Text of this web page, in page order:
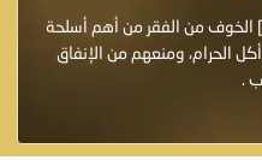
﴿الشيطان يعِدُكم الفقر﴾[البقرة:٢٦٨] الخوف من الفقر من أهم أسلحة
الحرام، ومنعهم من الإنفاق
.